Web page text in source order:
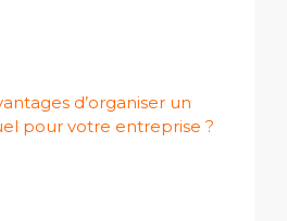
d’organiser un
pour votre entreprise ?